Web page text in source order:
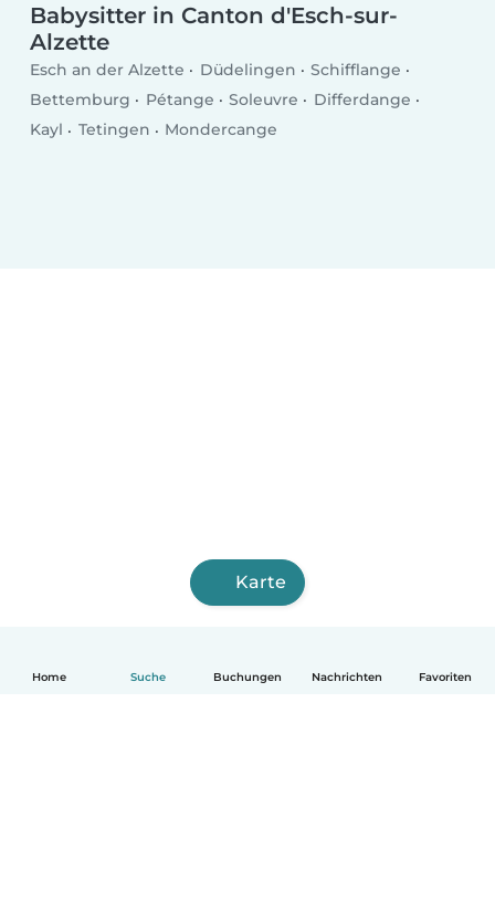
Home Suche Buchungen Nachrichten Favoriten
Babysitter in Canton d'Esch-sur-
Alzette
Esch an der Alzette Düdelingen
Schifflange
Bettemburg
Pétange Soleuvre
Differdange
Kayl
Tetingen Mondercange
Karte